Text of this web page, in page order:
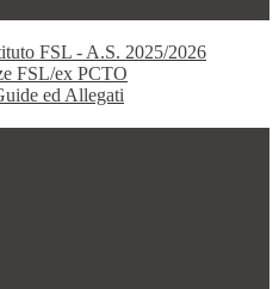
FSL - A.S. 2025/2026
FSL/ex PCTO
ed Allegati